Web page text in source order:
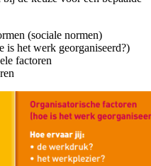
(sociale normen)
is het werk georganiseerd?)
factoren